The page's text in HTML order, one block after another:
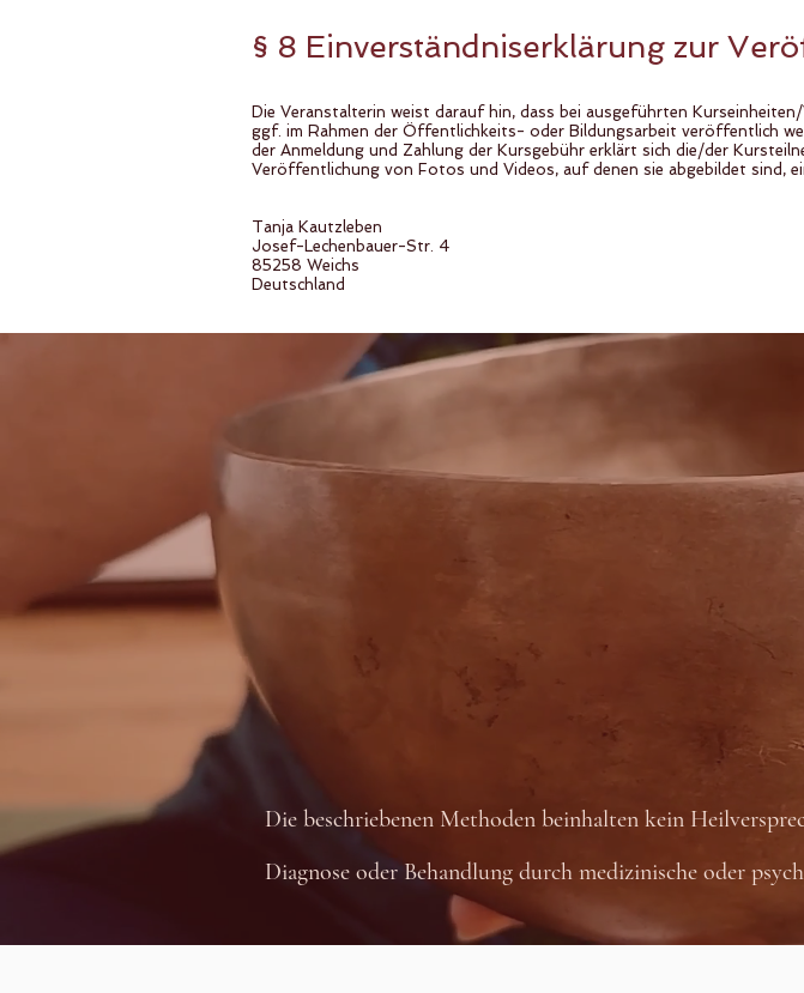
§ 8 Einverständniserklärung zur
Die Veranstalterin weist darauf hin, dass bei ausgeführten
ggf. im Rahmen der Öffentlichkeits- oder Bildungsarbeit veröffentlich
der Anmeldung und Zahlung der Kursgebühr erklärt sich die/der
Veröffentlichung von Fotos und Videos, auf denen sie abgebildet sind,
Tanja Kautzleben
Josef-Lechenbauer-Str. 4
85258 Weichs
Deutschland
Die beschriebenen Methoden beinhalten kein
Diagnose oder Behandlung durch medizinische oder